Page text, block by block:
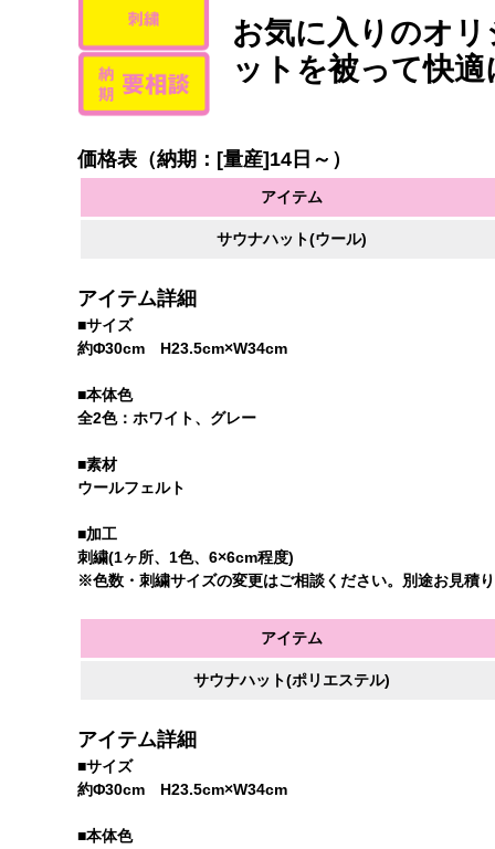
お気に入りのオ
ットを被って快
価格表（納期：[量産]14日～）
アイテム
サウナハット(ウール)
アイテム詳細
■サイズ
約Φ30cm H23.5cm×W34cm
■本体色
全2色：ホワイト、グレー
■素材
ウールフェルト
■加工
刺繍(1ヶ所、1色、6×6cm程度)
※色数・刺繍サイズの変更はご相談ください。別途お見積
アイテム
サウナハット(ポリエステル)
アイテム詳細
■サイズ
約Φ30cm H23.5cm×W34cm
■本体色